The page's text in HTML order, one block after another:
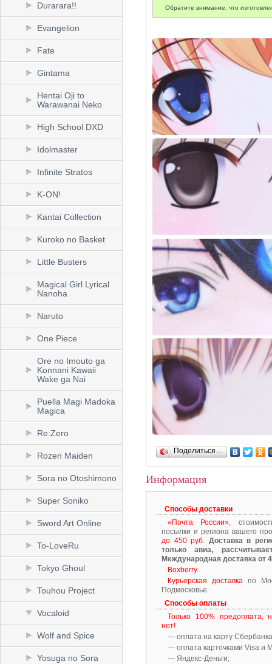
Обратите внимание, что
Поделиться…
Информация
Способы доставки
«Почта России» ,
посылки и региона вашего
до 450 руб.
Доставка в
только авиа,
Международная доставка от
Boxberry.
Курьерская доставка по
Подмосковье.
Способы оплаты
Только 100% предоплата,
нет!
— оплата на карту
— оплата карточками Visa и
— Яндекс-Деньги;
Durarara!!
Evangelion
Fate
Gintama
Hentai Oji to
Warawanai Neko
High School DXD
Idolmaster
Infinite Stratos
K-ON!
Kantai Collection
Kuroko no Basket
Little Busters
Magical Girl Lyrical
Nanoha
Naruto
One Piece
Ore no Imouto ga
Konnani Kawaii
Wake ga Nai
Puella Magi Madoka
Magica
Re:Zero
Rozen Maiden
Sora no Otoshimono
Super Soniko
Sword Art Online
To-LoveRu
Tokyo Ghoul
Touhou Project
Vocaloid
Wolf and Spice
Yosuga no Sora